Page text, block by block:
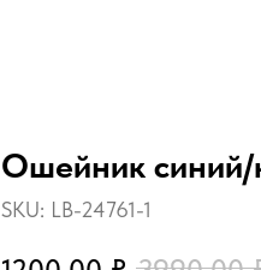
Ошейник синий/
SKU: LB-24761-1